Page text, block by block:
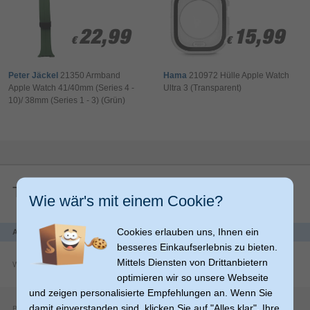
€ 22,99
€ 22,99
Peter Jäckel 21350 Armband
Apple Watch 41/40mm (Series 4 -
10)/ 38mm (Series 1 - 3) (Grün)
€ 15,99
€ 15,99
Hama 210972 Hülle Apple Watch
Ultra 3 (Transparent)
Techn. Details
Anschlüsse und Schnittstellen
WLAN
Wie wär's mit einem Cookie?
Cookies erlauben uns, Ihnen ein
besseres Einkaufserlebnis zu bieten.
Mittels Diensten von Drittanbietern
optimieren wir so unsere Webseite
und zeigen personalisierte Empfehlungen an. Wenn Sie
damit einverstanden sind, klicken Sie auf "Alles klar". Ihre